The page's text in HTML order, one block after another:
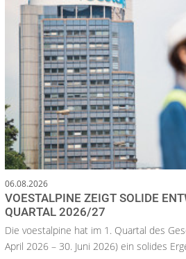
06.08.2026
VOESTALPINE ZEIGT SOLIDE
QUARTAL 2026/27
Die voestalpine hat im 1. Quartal des
April 2026 – 30. Juni 2026) ein solides